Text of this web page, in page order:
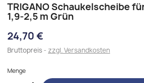
TRIGANO Schaukelscheibe
1,9-2,5 m Grün
24,70 €
Bruttopreis zzgl. Versandkosten
Menge